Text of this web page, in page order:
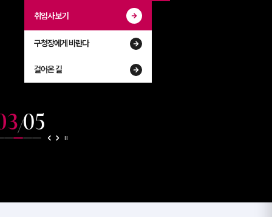
취임사 보기
구청장에게 바란다
걸어온 길
/05